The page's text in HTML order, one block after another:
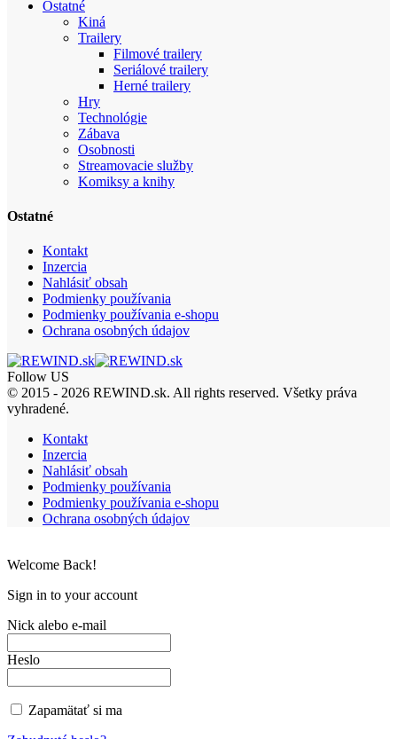
Ostatné
Kiná
Trailery
Filmové trailery
Seriálové trailery
Herné trailery
Hry
Technológie
Zábava
Osobnosti
Streamovacie služby
Komiksy a knihy
Ostatné
Kontakt
Inzercia
Nahlásiť obsah
Podmienky používania
Podmienky používania e-shopu
Ochrana osobných údajov
Follow US
© 2015 - 2026 REWIND.sk. All rights reserved. Všetky práva
vyhradené.
Kontakt
Inzercia
Nahlásiť obsah
Podmienky používania
Podmienky používania e-shopu
Ochrana osobných údajov
Welcome Back!
Sign in to your account
Nick alebo e-mail
Heslo
Zapamätať si ma